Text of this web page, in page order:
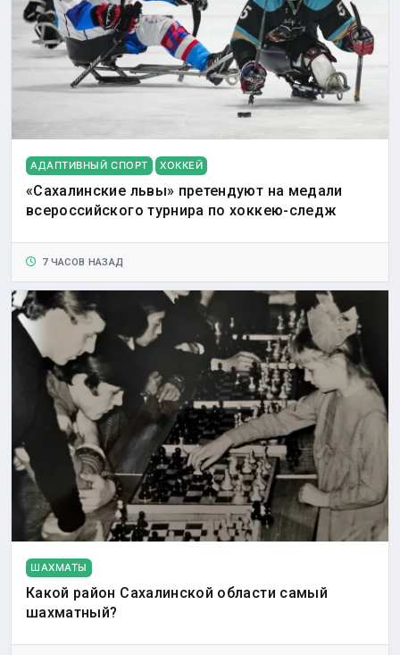
АДАПТИВНЫЙ СПОРТ ХОККЕЙ
«Сахалинские львы» претендуют на медали
всероссийского турнира по хоккею-следж
7 ЧАСОВ НАЗАД
ШАХМАТЫ
Какой район Сахалинской области самый
шахматный?